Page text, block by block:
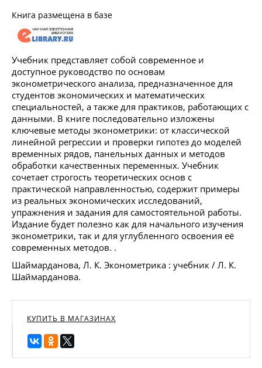
Книга размещена в базе
Учебник представляет собой современное и
доступное руководство по основам
эконометрического анализа, предназначенное для
студентов экономических и математических
специальностей, а также для практиков, работающих с
данными. В книге последовательно изложены
ключевые методы эконометрики: от классической
линейной регрессии и проверки гипотез до моделей
временных рядов, панельных данных и методов
обработки качественных переменных. Учебник
сочетает строгость теоретических основ с
практической направленностью, содержит примеры
из реальных экономических исследований,
упражнения и задания для самостоятельной работы.
Издание будет полезно как для начального изучения
эконометрики, так и для углубленного освоения её
современных методов. .
Шаймарданова, Л. К. Эконометрика : учебник / Л. К.
Шаймарданова.
КУПИТЬ В МАГАЗИНАХ